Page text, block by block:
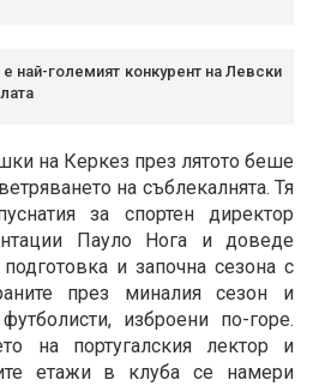
най-големият конкурент на Левски
на Керкез през лятото беше
на съблекалнята. Тя
за спортен директор
Пауло Нога и доведе
и започна сезона с
през миналия сезон и
изброени по-горе.
на португалския лектор и
етажи в клуба се намери